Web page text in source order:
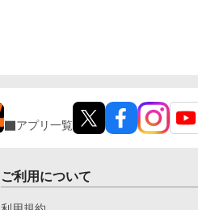
アプリ一覧
ご利用について